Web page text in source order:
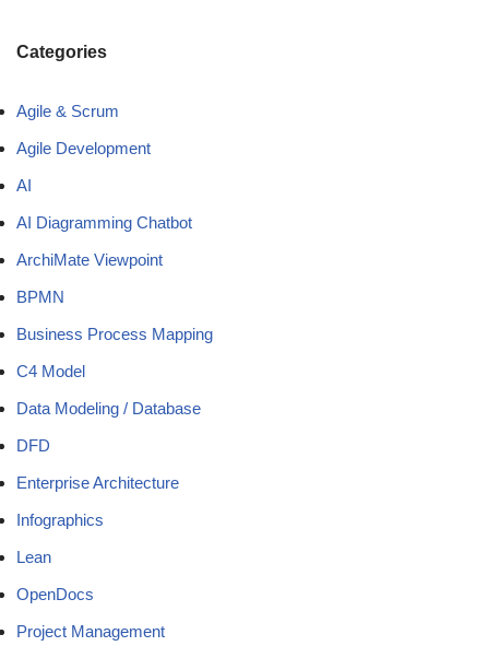
Categories
Agile & Scrum
Agile Development
AI
AI Diagramming Chatbot
ArchiMate Viewpoint
BPMN
Business Process Mapping
C4 Model
Data Modeling / Database
DFD
Enterprise Architecture
Infographics
Lean
OpenDocs
Project Management